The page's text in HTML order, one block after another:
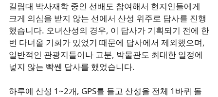
길림대 박사재학 중인 선배도 참여해서 현지인들에게
크게 의심을 받지 않는 선에서 산성 위주로 답사를 진행
했습니다. 오녀산성의 경우, 이 답사가 기획되기 전에 한
번 다녀올 기회가 있었기 때문에 답사에서 제외했으며,
일반적인 관광지들이나 고분, 박물관도 최대한 일정에
넣지 않는 빡쎈 답사를 했었습니다.
하루에 산성 1~2개, GPS를 들고 산성을 전체 1바퀴 돌